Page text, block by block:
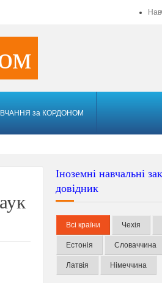
за КОРДОНОМ
Іноземні навчальні
довідник
Всі країни Чехія
Естонія Словаччина
Латвія Німеччина